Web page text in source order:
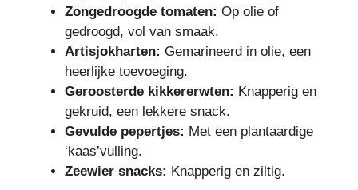
Zongedroogde tomaten: Op olie of
gedroogd, vol van smaak.
Artisjokharten: Gemarineerd in olie, een
heerlijke toevoeging.
Geroosterde kikkererwten: Knapperig en
gekruid, een lekkere snack.
Gevulde pepertjes: Met een plantaardige
‘kaas’vulling.
Zeewier snacks: Knapperig en ziltig.